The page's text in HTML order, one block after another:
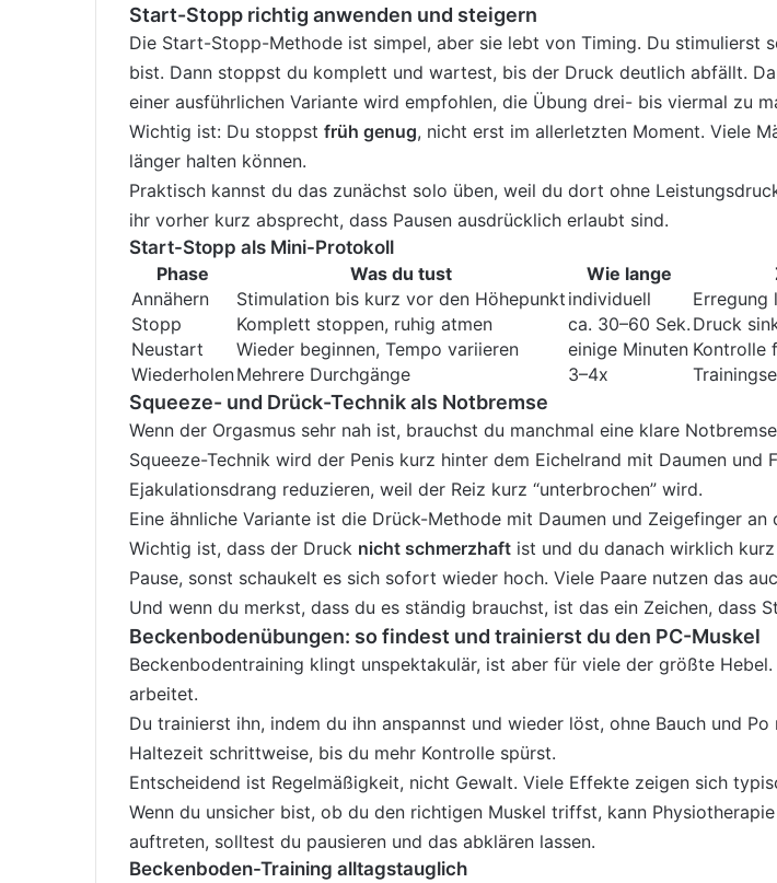
Start-Stopp richtig anwenden und steigern
Die Start-Stopp-Methode ist simpel, aber sie lebt von Timing. Du stimulierst
bist. Dann stoppst du komplett und wartest, bis der Druck deutlich abfällt.
einer ausführlichen Variante wird empfohlen, die Übung drei- bis viermal zu
Wichtig ist: Du stoppst früh genug, nicht erst im allerletzten Moment. Viele
länger halten können.
Praktisch kannst du das zunächst solo üben, weil du dort ohne
ihr vorher kurz absprecht, dass Pausen ausdrücklich erlaubt sind.
Start-Stopp als Mini-Protokoll
Phase
Was du tust Wie lange
Annähern
Stimulation bis kurz vor den Höhepunkt individuell
Erregung
Stopp
Komplett stoppen, ruhig atmen ca. 30–60 Sek. Druck
Neustart
Wieder beginnen, Tempo variieren einige Minuten Kontrolle
WiederholenMehrere Durchgänge 3–4x
Squeeze- und Drück-Technik als Notbremse
Wenn der Orgasmus sehr nah ist, brauchst du manchmal eine klare
Squeeze-Technik wird der Penis kurz hinter dem Eichelrand mit Daumen
Ejakulationsdrang reduzieren, weil der Reiz kurz “unterbrochen” wird.
Eine ähnliche Variante ist die Drück-Methode mit Daumen und Zeigefinger an
Wichtig ist, dass der Druck nicht schmerzhaft ist und du danach wirklich
Pause, sonst schaukelt es sich sofort wieder hoch. Viele Paare nutzen das
Und wenn du merkst, dass du es ständig brauchst, ist das ein Zeichen, dass
Beckenbodenübungen: so findest und trainierst du den PC-Muskel
Beckenbodentraining klingt unspektakulär, ist aber für viele der größte
arbeitet.
Du trainierst ihn, indem du ihn anspannst und wieder löst, ohne Bauch und
Haltezeit schrittweise, bis du mehr Kontrolle spürst.
Entscheidend ist Regelmäßigkeit, nicht Gewalt. Viele Effekte zeigen sich
Wenn du unsicher bist, ob du den richtigen Muskel triffst, kann
auftreten, solltest du pausieren und das abklären lassen.
Beckenboden-Training alltagstauglich